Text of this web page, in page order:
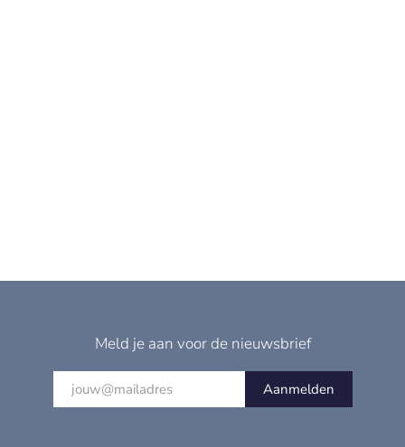
Meld je aan voor de nieuwsbrief
Aanmelden